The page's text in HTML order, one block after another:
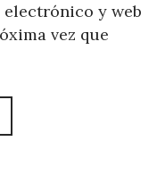
y web
vez que